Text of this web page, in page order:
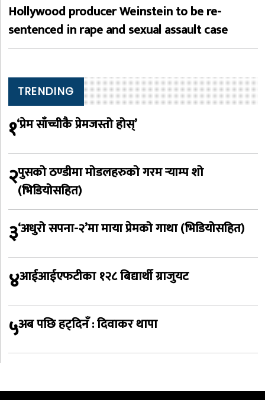
Hollywood producer Weinstein to be re-
sentenced in rape and sexual assault case
TRENDING
१‘प्रेम साँच्चीकै प्रेमजस्तो होस्’
२पुसको ठण्डीमा मोडलहरुको गरम र्‍याम्प शो
(भिडियोसहित)
३‘अधुरो सपना-२’मा माया प्रेमको गाथा (भिडियोसहित)
४आईआईएफटीका १२८ बिद्यार्थी ग्राजुयट
५अब पछि हट्दिनँ : दिवाकर थापा